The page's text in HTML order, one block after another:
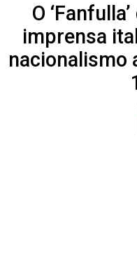
O
imprensa
nacionalismo